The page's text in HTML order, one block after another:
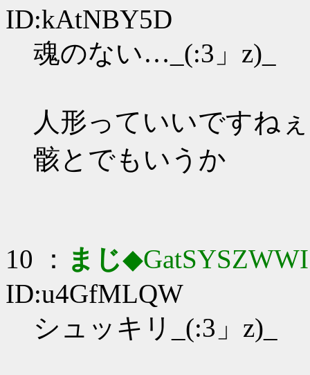
ID:kAtNBY5D
魂のない…_(:3」z)_
人形っていいですね
骸とでもいうか
10 ： まじ◆GatSYSZWWI
ID:u4GfMLQW
シュッキリ_(:3」z)_